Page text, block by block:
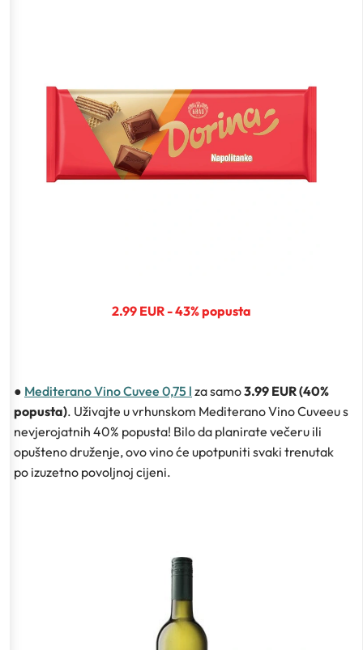
2.99 EUR - 43% popusta
● Mediterano Vino Cuvee 0,75 l za samo3.99 EUR (40%
popusta). Uživajte u vrhunskom Mediterano Vino Cuveeu s
nevjerojatnih 40% popusta! Bilo da planirate večeru ili
opušteno druženje, ovo vino će upotpuniti svaki trenutak
po izuzetno povoljnoj cijeni.